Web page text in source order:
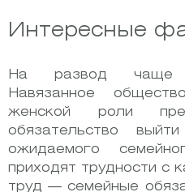
Интересные
На развод
Навязанное
женской роли
обязательство
ожидаемого
приходят трудности с
труд — семейные